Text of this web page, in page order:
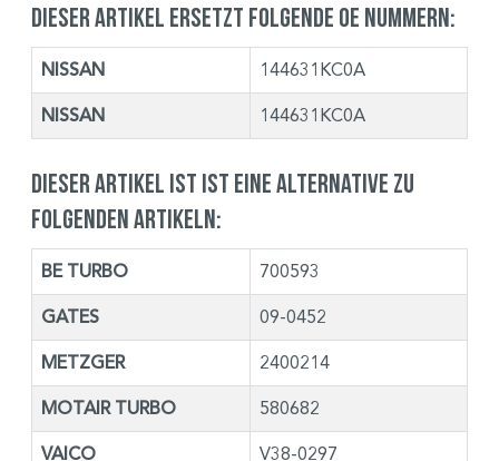
Dieser Artikel ersetzt folgende OE Nummern:
NISSAN 144631KC0A
NISSAN 144631KC0A
Dieser Artikel ist ist eine Alternative zu
folgenden Artikeln:
BE TURBO 700593
GATES 09-0452
METZGER 2400214
MOTAIR TURBO 580682
VAICO V38-0297